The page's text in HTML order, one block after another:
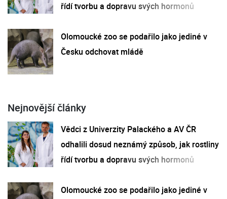
řídí tvorbu a dopravu svých hormonů
Olomoucké zoo se podařilo jako jediné v
Česku odchovat mládě
Nejnovější články
Vědci z Univerzity Palackého a AV ČR
odhalili dosud neznámý způsob, jak rostliny
řídí tvorbu a dopravu svých hormonů
Olomoucké zoo se podařilo jako jediné v